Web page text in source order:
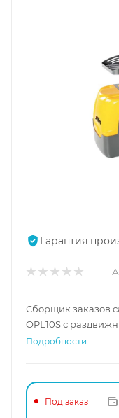
Гарантия
Сборщик заказов
OPL10S с
Подробности
Под заказ